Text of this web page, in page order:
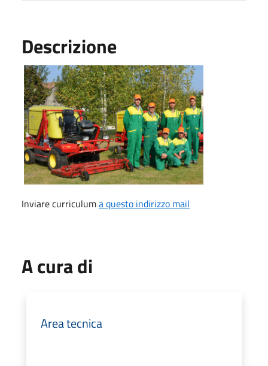
Descrizione
Inviare curriculuma questo indirizzo mail
A cura di
Area tecnica